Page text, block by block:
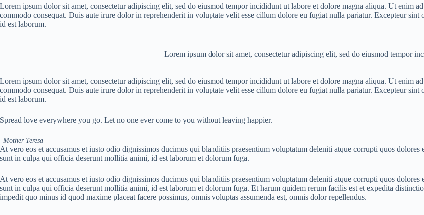
Lorem ipsum dolor sit amet, consectetur adipiscing elit, sed do eiusmod tempor incididunt ut labore et dolore magna aliqua. Ut enim
commodo consequat. Duis aute irure dolor in reprehenderit in voluptate velit esse cillum dolore eu fugiat nulla pariatur. Excepteur
id est laborum.
Lorem ipsum dolor sit amet, consectetur adipiscing elit, sed do eiusmod tempor
Lorem ipsum dolor sit amet, consectetur adipiscing elit, sed do eiusmod tempor incididunt ut labore et dolore magna aliqua. Ut enim
commodo consequat. Duis aute irure dolor in reprehenderit in voluptate velit esse cillum dolore eu fugiat nulla pariatur. Excepteur
id est laborum.
Spread love everywhere you go. Let no one ever come to you without leaving happier.
–Mother Teresa
At vero eos et accusamus et iusto odio dignissimos ducimus qui blanditiis praesentium voluptatum deleniti atque corrupti quos
sunt in culpa qui officia deserunt mollitia animi, id est laborum et dolorum fuga.
At vero eos et accusamus et iusto odio dignissimos ducimus qui blanditiis praesentium voluptatum deleniti atque corrupti quos
sunt in culpa qui officia deserunt mollitia animi, id est laborum et dolorum fuga. Et harum quidem rerum facilis est et expedita
impedit quo minus id quod maxime placeat facere possimus, omnis voluptas assumenda est, omnis dolor repellendus.